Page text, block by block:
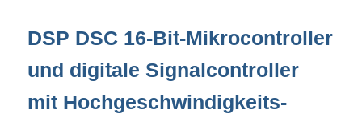
DSP DSC 16-Bit-Mikrocontroller
und digitale Signalcontroller
mit Hochgeschwindigkeits-